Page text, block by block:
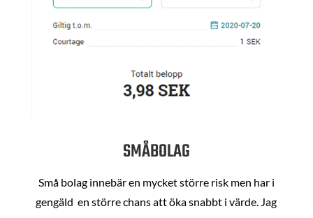
SMÅBOLAG
Små bolag innebär en mycket större risk men har i
gengäld en större chans att öka snabbt i värde. Jag